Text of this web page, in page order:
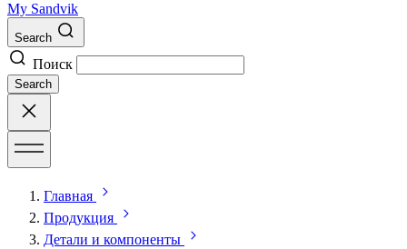
My Sandvik
Search
Поиск
Search
Главная
Продукция
Детали и компоненты